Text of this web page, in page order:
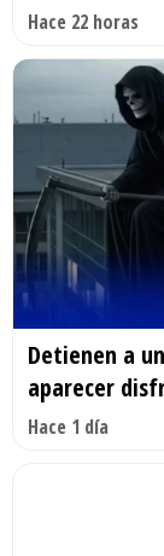
Hace 22 horas
Detienen a
aparecer
Hace 1 día